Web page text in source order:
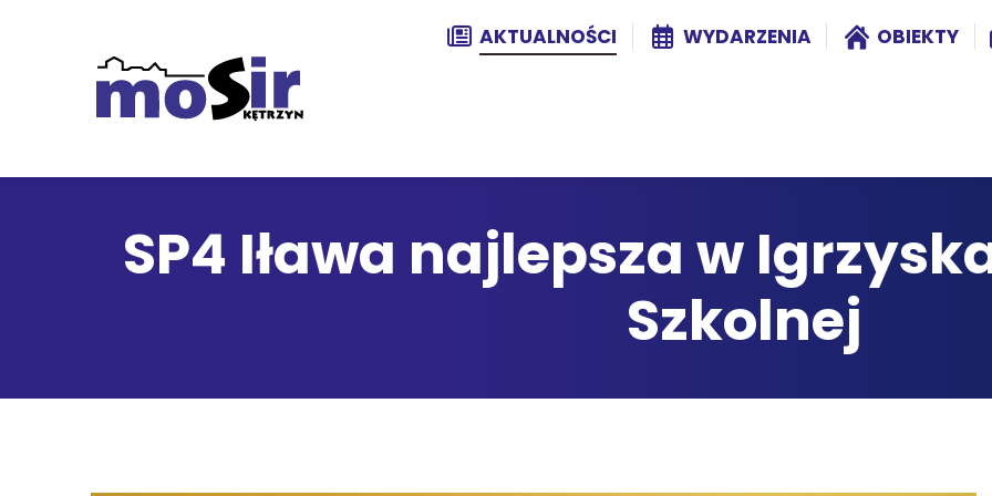
AKTUALNOŚCI WYDARZENIA OBIEKTY
SP4 Iława najlepsza w
Szkolnej